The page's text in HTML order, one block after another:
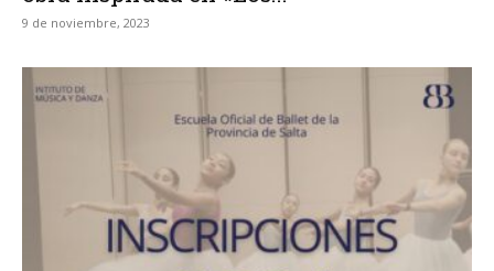
9 de noviembre, 2023